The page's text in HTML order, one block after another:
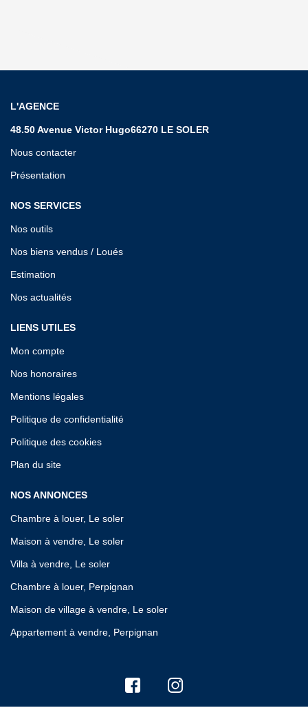
L'AGENCE
48.50 Avenue Victor Hugo66270 LE SOLER
Nous contacter
Présentation
NOS SERVICES
Nos outils
Nos biens vendus / Loués
Estimation
Nos actualités
LIENS UTILES
Mon compte
Nos honoraires
Mentions légales
Politique de confidentialité
Politique des cookies
Plan du site
NOS ANNONCES
Chambre à louer, Le soler
Maison à vendre, Le soler
Villa à vendre, Le soler
Chambre à louer, Perpignan
Maison de village à vendre, Le soler
Appartement à vendre, Perpignan